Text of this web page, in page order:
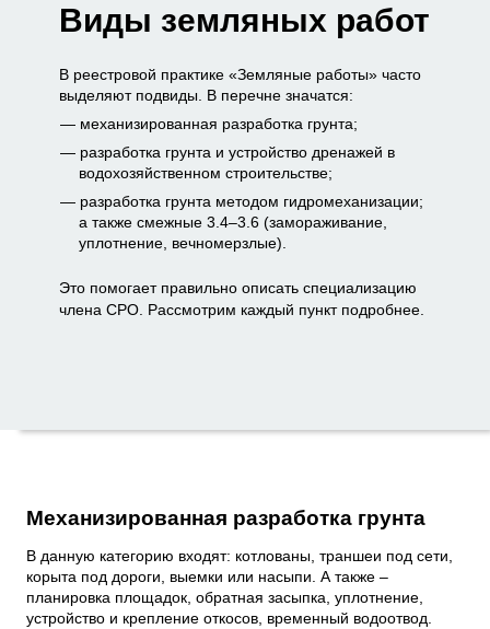
Виды земляных работ
В реестровой практике «Земляные работы» часто
выделяют подвиды. В перечне значатся:
механизированная разработка грунта;
разработка грунта и устройство дренажей в
водохозяйственном строительстве;
разработка грунта методом гидромеханизации;
а также смежные 3.4–3.6 (замораживание,
уплотнение, вечномерзлые).
Это помогает правильно описать специализацию
члена СРО. Рассмотрим каждый пункт подробнее.
Механизированная разработка грунта
В данную категорию входят: котлованы, траншеи под сети,
корыта под дороги, выемки или насыпи. А также –
планировка площадок, обратная засыпка, уплотнение,
устройство и крепление откосов, временный водоотвод.